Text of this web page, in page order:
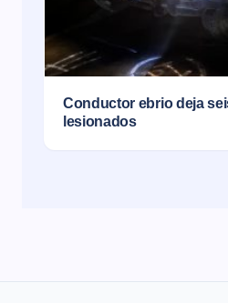
Conductor ebrio deja
lesionados